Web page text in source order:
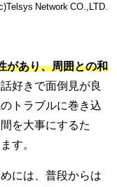
Network CO.,LTD.
があり、周囲との和
好きで面倒見が良
トラブルに巻き込
を大事にするた
す。
には、普段からは